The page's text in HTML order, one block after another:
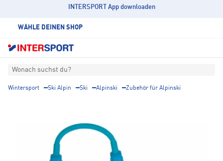
INTERSPORT App downloaden
WÄHLE DEINEN SHOP
Wonach suchst du?
Wintersport Ski Alpin Ski Alpinski Zubehör für Alpinski